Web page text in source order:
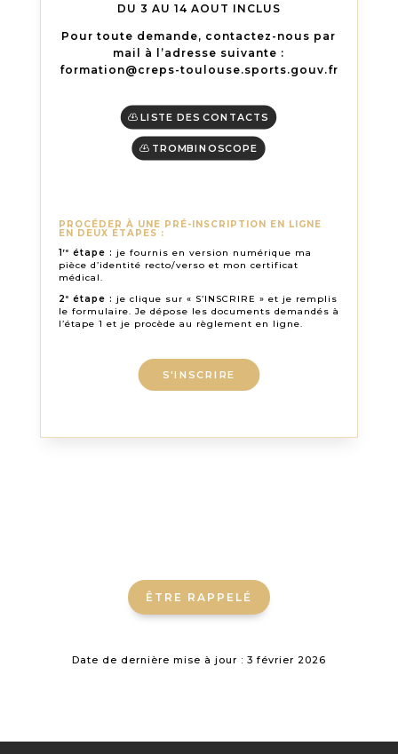
DU 3 AU 14 AOUT INCLUS
Pour toute demande, contactez-nous par
mail à l’adresse suivante :
formation@creps-toulouse.sports.gouv.fr
LISTE DES CONTACTS
TROMBINOSCOPE
PROCÉDER À UNE PRÉ-INSCRIPTION EN LIGNE
EN DEUX ÉTAPES :
1 re étape : je fournis en version numérique ma
pièce d’identité recto/verso et mon certificat
médical.
2 e étape : je clique sur « S’INSCRIRE » et je remplis
le formulaire. Je dépose les documents demandés à
l’étape 1 et je procède au règlement en ligne.
S'INSCRIRE
ÊTRE RAPPELÉ
Date de dernière mise à jour : 3 février 2026